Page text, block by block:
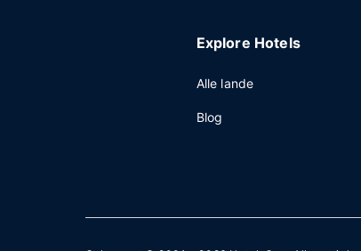
Explore Hotels
Alle lande
Blog